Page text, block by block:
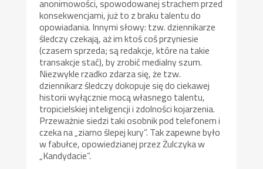
anonimowości, spowodowanej strachem przed
konsekwencjami, już to z braku talentu do
opowiadania. Innymi słowy: tzw. dziennikarze
śledczy czekają, aż im ktoś coś przyniesie
(czasem sprzeda; są redakcje, które na takie
transakcje stać), by zrobić medialny szum.
Niezwykle rzadko zdarza się, że tzw.
dziennikarz śledczy dokopuje się do ciekawej
historii wyłącznie mocą własnego talentu,
tropicielskiej inteligencji i zdolności kojarzenia.
Przeważnie siedzi taki osobnik pod telefonem i
czeka na „ziarno ślepej kury”. Tak zapewne było
w fabułce, opowiedzianej przez Żulczyka w
„Kandydacie”.